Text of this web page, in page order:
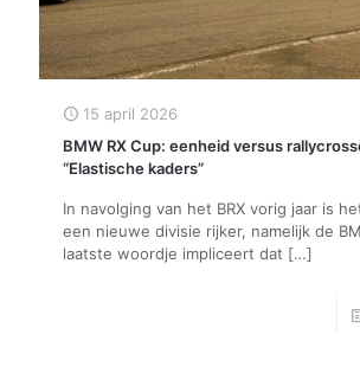
15 april 2026
BMW RX Cup: eenheid versus
“Elastische kaders”
In navolging van het BRX vorig jaar is
een nieuwe divisie rijker, namelijk de
laatste woordje impliceert dat […]